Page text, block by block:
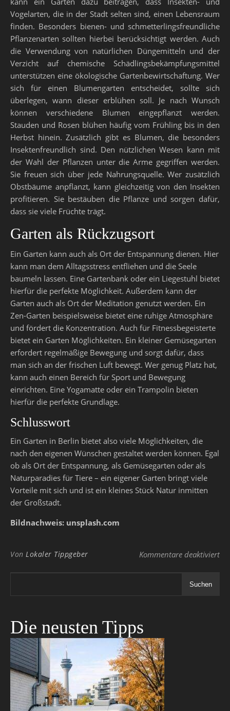
Vogelarten, die in der Stadt selten sind, einen Lebensraum
finden. Besonders bienen- und schmetterlingsfreundliche
Pflanzenarten sollten hierbei berücksichtigt werden. Auch
die Verwendung von natürlichen Düngemitteln und der
Verzicht auf chemische Schädlingsbekämpfungsmittel
unterstützen eine ökologische Gartenbewirtschaftung. Wer
sich für einen Blumengarten entscheidet, sollte sich
überlegen, wann dieser erblühen soll. Je nach Wunsch
können verschiedene Blumen eingepflanzt werden.
Stauden und Rosen blühen häufig vom Frühling bis in den
Herbst hinein. Zusätzlich gibt es Blumen, die besonders
Insektenfreundlich sind. Den nützlichen Wesen kann mit
der Wahl der Pflanzen unter die Arme gegriffen werden.
Sie freuen sich über jede Nahrungsquelle. Wer zusätzlich
Obstbäume anpflanzt, kann gleichzeitig von den Insekten
profitieren. Sie bestäuben die Pflanze und sorgen dafür,
dass sie viele Früchte trägt.
Garten als Rückzugsort
Ein Garten kann auch als Ort der Entspannung dienen. Hier
kann man dem Alltagsstress entfliehen und die Seele
baumeln lassen. Eine Gartenbank oder ein Liegestuhl bietet
hierfür die perfekte Möglichkeit. Außerdem kann der
Garten auch als Ort der Meditation genutzt werden. Ein
Zen-Garten beispielsweise bietet eine ruhige Atmosphäre
und fördert die Konzentration. Auch für Fitnessbegeisterte
bietet ein Garten Möglichkeiten. Ein kleiner Gemüsegarten
erfordert regelmäßige Bewegung und sorgt dafür, dass
man sich an der frischen Luft bewegt. Wer genug Platz hat,
kann auch einen Bereich für Sport und Bewegung
einrichten. Eine Yogamatte oder ein Trampolin bieten
hierfür die perfekte Grundlage.
Schlusswort
Ein Garten in Berlin bietet also viele Möglichkeiten, die
nach den eigenen Wünschen gestaltet werden können. Egal
ob als Ort der Entspannung, als Gemüsegarten oder als
Naturparadies für Tiere – ein eigener Garten bringt viele
Vorteile mit sich und ist ein kleines Stück Natur inmitten
der Großstadt.
Bildnachweis: unsplash.com
Von Lokaler Tippgeber Kommentare deaktiviertfür
Suchen
Die neusten Tipps